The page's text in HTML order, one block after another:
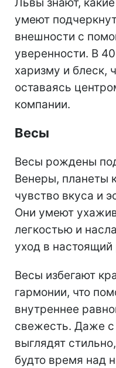
Львы знают,
умеют
внешности с
уверенности. В
харизму и блеск,
оставаясь
компании.
Весы
Весы рождены
Венеры, планеты
чувство вкуса и
Они умеют
легкостью и
уход в настоящий
Весы избегают
гармонии, что
внутреннее
свежесть. Даже с
выглядят
будто время над